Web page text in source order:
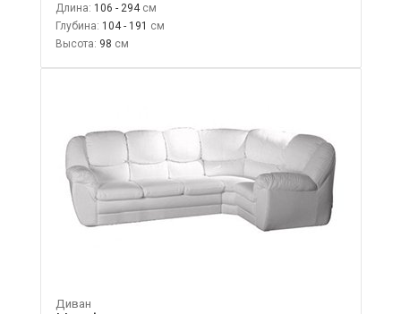
Длина: 106 - 294
Глубина: 104 - 191
Высота: 98
Диван